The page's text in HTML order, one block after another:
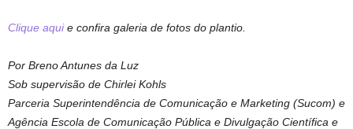
Clique aquie confira galeria de fotos do plantio.
Por Breno Antunes da Luz
Sob supervisão de Chirlei Kohls
Parceria Superintendência de Comunicação e Marketing (Sucom) e
Agência Escola de Comunicação Pública e Divulgação Científica e